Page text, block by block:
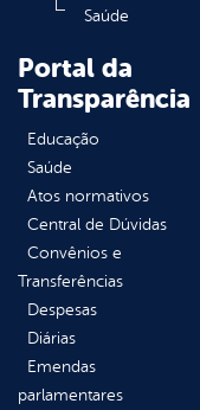
Saúde
Portal da
Transparência
Educação
Saúde
Atos normativos
Central de Dúvidas
Convênios e
Transferências
Despesas
Diárias
Emendas
parlamentares